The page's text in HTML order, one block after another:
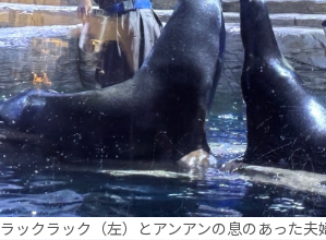
ラックラック（左）とアンアンの息のあった